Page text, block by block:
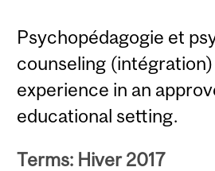
Psychopédagogie et
counseling
experience in an
educational setting.
Terms: Hiver 2017